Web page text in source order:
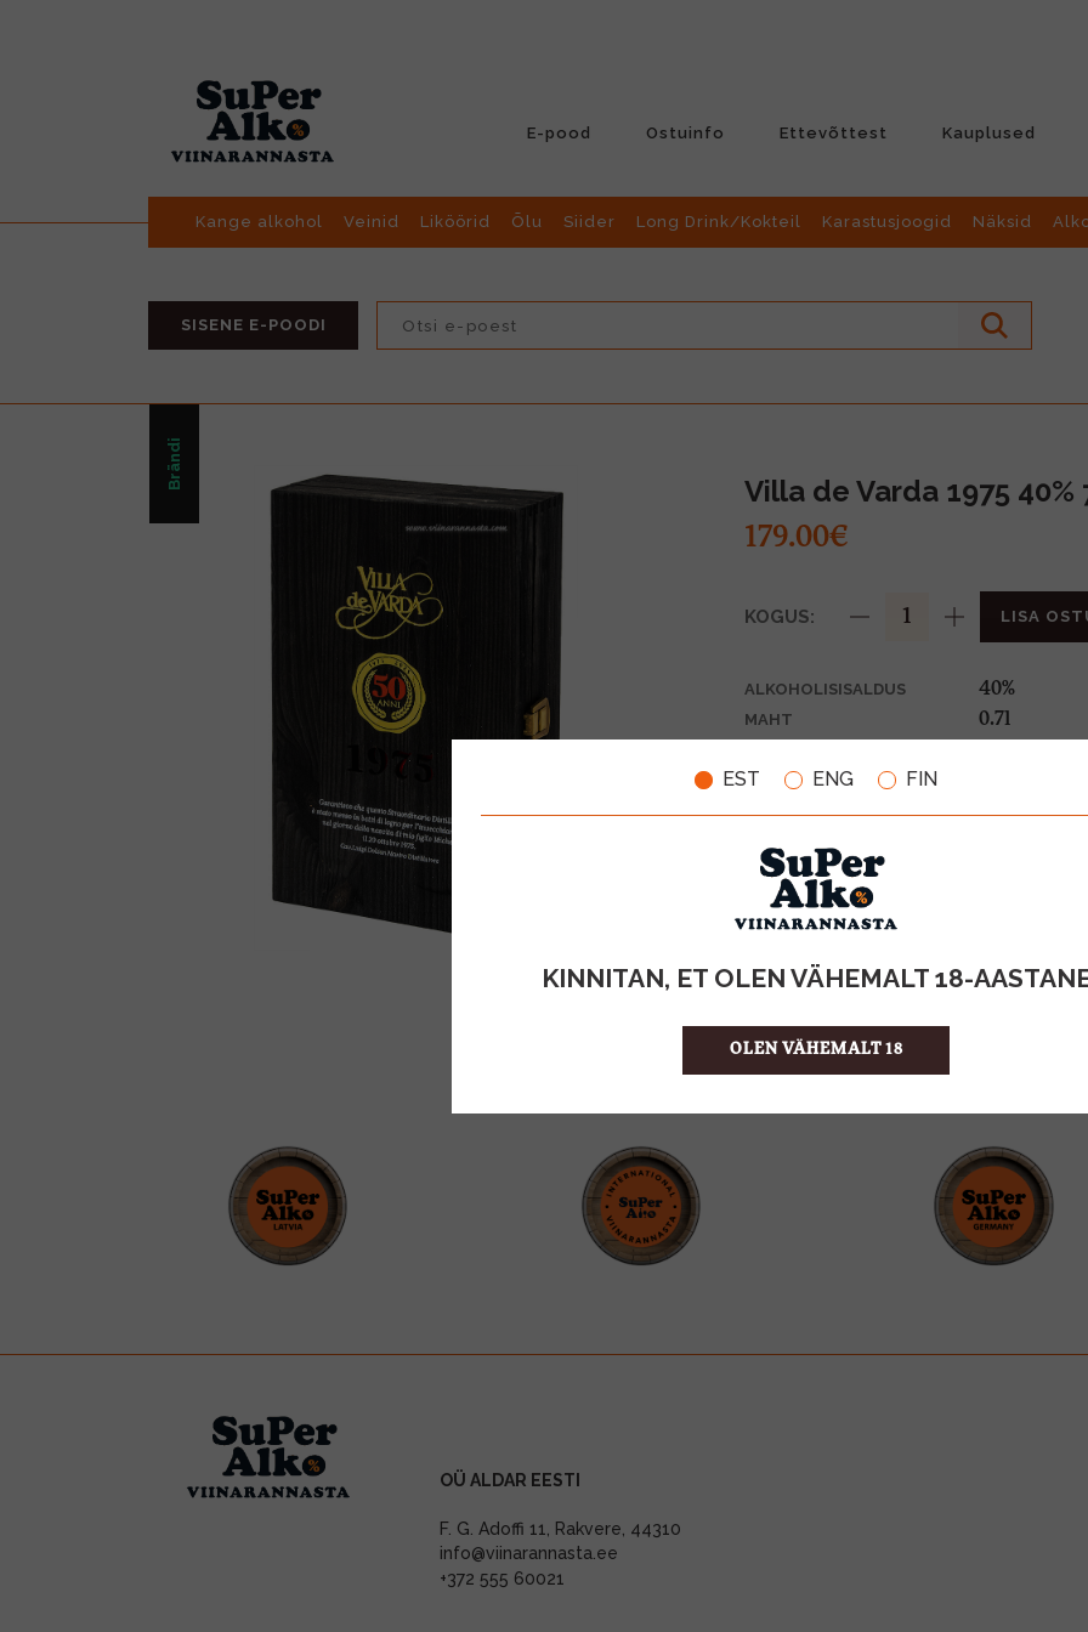
EST ENG FIN
KINNITAN, ET OLEN VÄHEMALT 18-
OLEN VÄHEMALT 18
E-pood Ostuinfo Ettevõttest Kauplused
Kange alkohol Veinid Liköörid Õlu Siider Long Drink/Kokteil Karastusjoogid Näksid
SISENE E-POODI
Brändi
Villa de Varda 1975 40%
179.00€
KOGUS: LISA
ALKOHOLISISALDUS 40%
MAHT 0.7l
TOOTE LIIK
ÜHIKU HIND
KOGUS KASTIS
OÜ ALDAR EESTI
F. G. Adoffi 11, Rakvere, 44310
info@viinarannasta.ee
+372 555 60021